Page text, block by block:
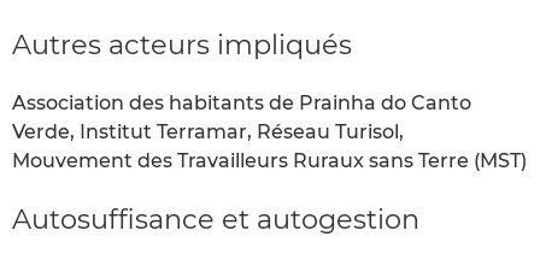
Autres acteurs impliqués
Association des habitants de Prainha do Canto
Verde, Institut Terramar, Réseau Turisol,
Mouvement des Travailleurs Ruraux sans Terre (MST)
Autosuffisance et autogestion